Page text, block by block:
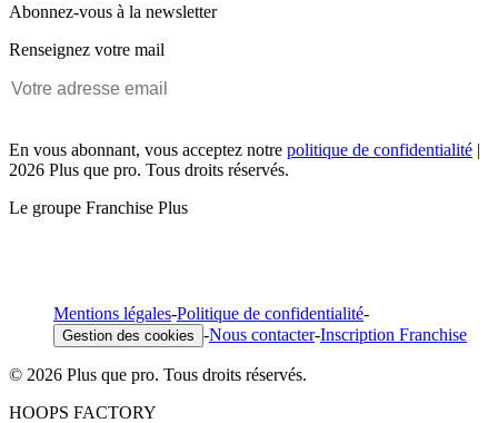
Abonnez-vous à la newsletter
Renseignez votre mail
En vous abonnant, vous acceptez notre politique de confidentialité |
2026 Plus que pro. Tous droits réservés.
Le groupe Franchise Plus
Mentions légales-Politique de confidentialité-
Gestion des cookies -Nous contacter-Inscription Franchise
© 2026 Plus que pro. Tous droits réservés.
HOOPS FACTORY